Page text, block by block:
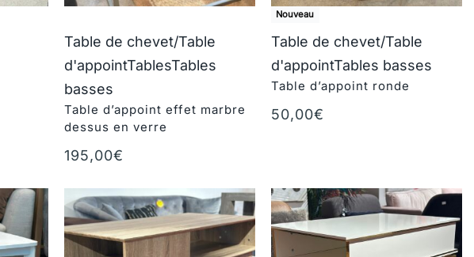
Table de chevet/Table
d'appointTablesTables
basses
Table d’appoint effet marbre
dessus en verre
195,00€
Nouveau
Table de chevet/Table
d'appointTables basses
Table d’appoint ronde
50,00€